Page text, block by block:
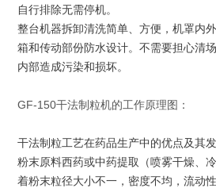
自行排除无需停机。
整台机器拆卸清洗简单、方便，机罩内
箱和传动部份防水设计。不需要担心清
内部造成污染和损坏。
GF-150干法制粒机的工作原理图：
干法制粒工艺在药品生产中的优点及其发
粉末原料西药或中药提取（喷雾干燥、
着粉末粒径大小不一，密度不均，流动